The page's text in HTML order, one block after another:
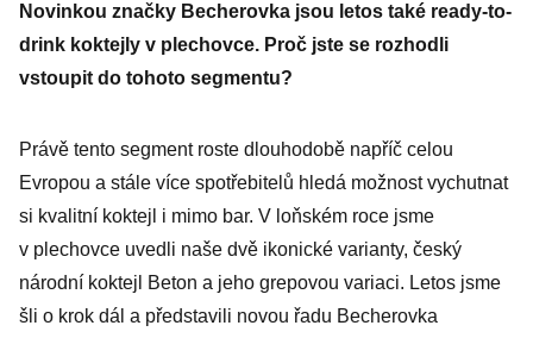
Novinkou značky Becherovka jsou letos také ready-to-
drink koktejly v plechovce. Proč jste se rozhodli
vstoupit do tohoto segmentu?
Právě tento segment roste dlouhodobě napříč celou
Evropou a stále více spotřebitelů hledá možnost vychutnat
si kvalitní koktejl i mimo bar. V loňském roce jsme
v plechovce uvedli naše dvě ikonické varianty, český
národní koktejl Beton a jeho grepovou variaci. Letos jsme
šli o krok dál a představili novou řadu Becherovka